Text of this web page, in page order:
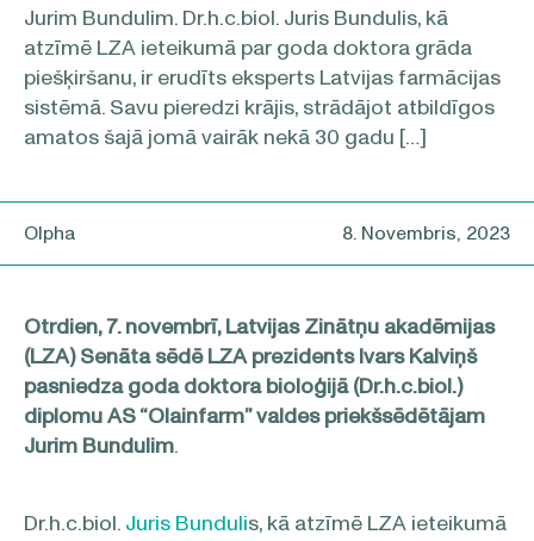
Jurim Bundulim. Dr.h.c.biol. Juris Bundulis, kā
atzīmē LZA ieteikumā par goda doktora grāda
piešķiršanu, ir erudīts eksperts Latvijas farmācijas
sistēmā. Savu pieredzi krājis, strādājot atbildīgos
amatos šajā jomā vairāk nekā 30 gadu […]
Olpha 8. Novembris, 2023
Otrdien, 7. novembrī, Latvijas Zinātņu akadēmijas
(LZA) Senāta sēdē LZA prezidents Ivars Kalviņš
pasniedza goda doktora bioloģijā (Dr.h.c.biol.)
diplomu AS “Olainfarm” valdes priekšsēdētājam
Jurim Bundulim.
Dr.h.c.biol. Juris Bundulis, kā atzīmē LZA ieteikumā